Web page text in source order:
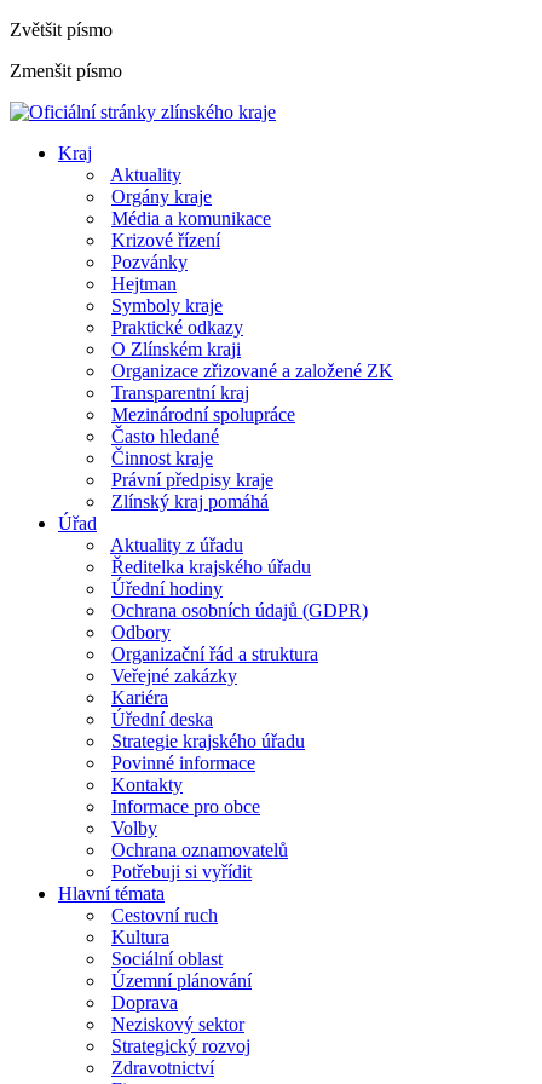
Zvětšit písmo
Zmenšit písmo
Kraj
Aktuality
Orgány kraje
Média a komunikace
Krizové řízení
Pozvánky
Hejtman
Symboly kraje
Praktické odkazy
O Zlínském kraji
Organizace zřizované a založené ZK
Transparentní kraj
Mezinárodní spolupráce
Často hledané
Činnost kraje
Právní předpisy kraje
Zlínský kraj pomáhá
Úřad
Aktuality z úřadu
Ředitelka krajského úřadu
Úřední hodiny
Ochrana osobních údajů (GDPR)
Odbory
Organizační řád a struktura
Veřejné zakázky
Kariéra
Úřední deska
Strategie krajského úřadu
Povinné informace
Kontakty
Informace pro obce
Volby
Ochrana oznamovatelů
Potřebuji si vyřídit
Hlavní témata
Cestovní ruch
Kultura
Sociální oblast
Územní plánování
Doprava
Neziskový sektor
Strategický rozvoj
Zdravotnictví